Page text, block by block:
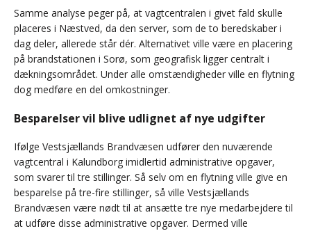
Samme analyse peger på, at vagtcentralen i givet fald skulle
placeres i Næstved, da den server, som de to beredskaber i
dag deler, allerede står dér. Alternativet ville være en placering
på brandstationen i Sorø, som geografisk ligger centralt i
dækningsområdet. Under alle omstændigheder ville en flytning
dog medføre en del omkostninger.
Besparelser vil blive udlignet af nye udgifter
Ifølge Vestsjællands Brandvæsen udfører den nuværende
vagtcentral i Kalundborg imidlertid administrative opgaver,
som svarer til tre stillinger. Så selv om en flytning ville give en
besparelse på tre-fire stillinger, så ville Vestsjællands
Brandvæsen være nødt til at ansætte tre nye medarbejdere til
at udføre disse administrative opgaver. Dermed ville